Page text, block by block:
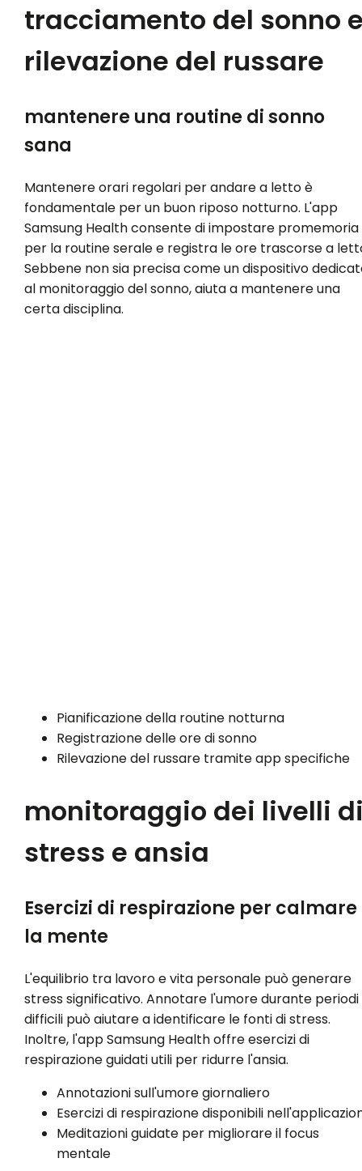
tracciamento del sonno
rilevazione del russare
mantenere una routine di sonno
sana
Mantenere orari regolari per andare a letto è
fondamentale per un buon riposo notturno. L'app
Samsung Health consente di impostare promemoria
per la routine serale e registra le ore trascorse a
Sebbene non sia precisa come un dispositivo
al monitoraggio del sonno, aiuta a mantenere una
certa disciplina.
Pianificazione della routine notturna
Registrazione delle ore di sonno
Rilevazione del russare tramite app specifiche
monitoraggio dei livelli
stress e ansia
Esercizi di respirazione per calmare
la mente
L'equilibrio tra lavoro e vita personale può generare
stress significativo. Annotare l'umore durante periodi
difficili può aiutare a identificare le fonti di stress.
Inoltre, l'app Samsung Health offre esercizi di
respirazione guidati utili per ridurre l'ansia.
Annotazioni sull'umore giornaliero
Esercizi di respirazione disponibili
Meditazioni guidate per migliorare il focus
mentale